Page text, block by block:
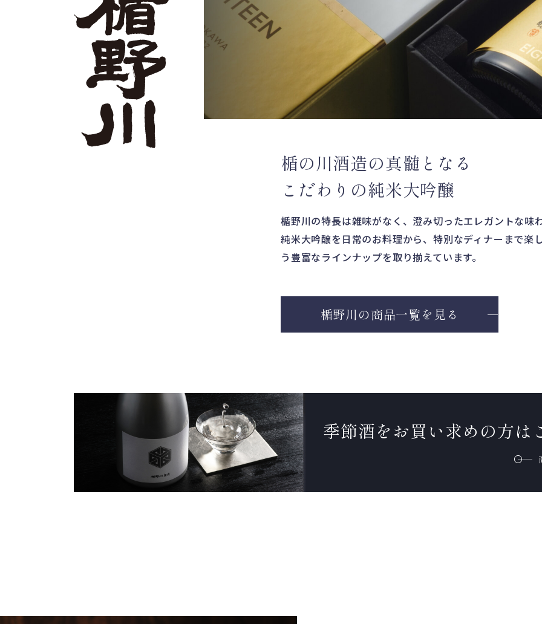
楯の川酒造の真髄となる
こだわりの純米大吟醸
楯野川の特長は雑味がなく、澄み切ったエレガントな味わ
純米大吟醸を日常のお料理から、特別なディナーまで楽
う豊富なラインナップを取り揃えています。
楯野川の商品一覧を見る
季節酒をお買い求め の方は